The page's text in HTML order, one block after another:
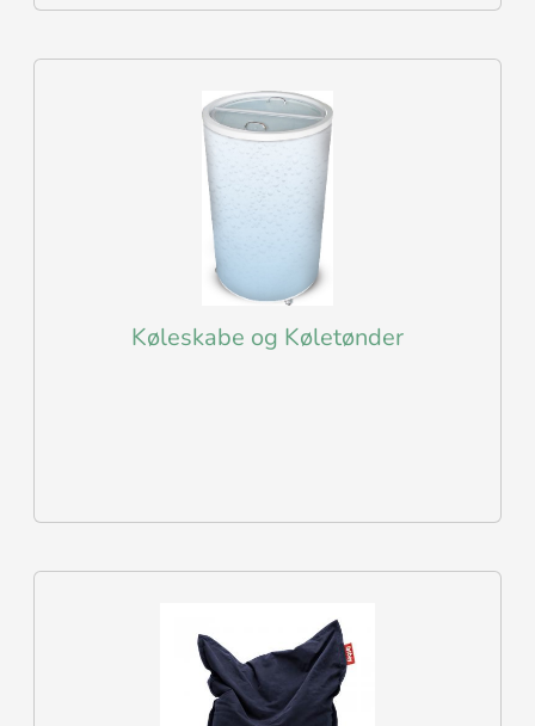
Køleskabe og Køletønder